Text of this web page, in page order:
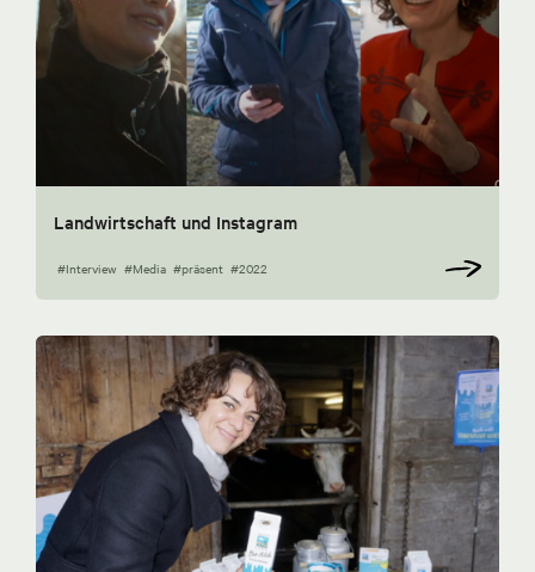
Landwirtschaft und Instagram
#Interview #Media #präsent #2022